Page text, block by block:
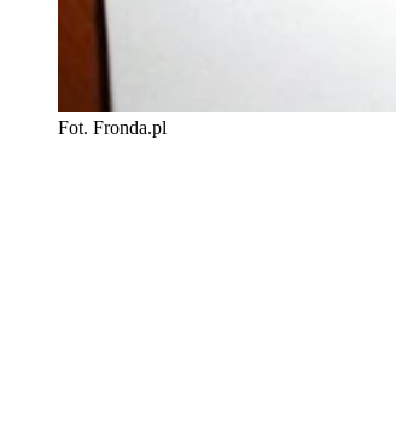
Fot. Fronda.pl